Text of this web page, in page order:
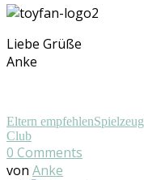
Liebe Grüße
Anke
Eltern empfehlenSpielzeug
Club
0 Comments
von Anke